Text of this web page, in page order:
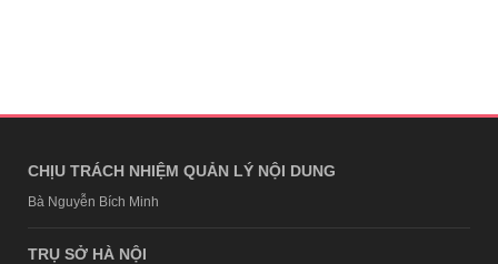
CHỊU TRÁCH NHIỆM QUẢN LÝ NỘI DUNG
Bà Nguyễn Bích Minh
TRỤ SỞ HÀ NỘI